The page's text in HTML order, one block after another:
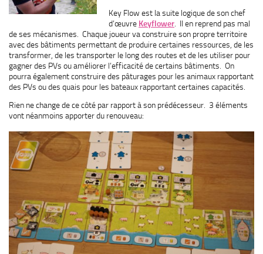
Key Flow est la suite logique de son chef
d’œuvre Keyflower . Il en reprend pas mal
de ses mécanismes. Chaque joueur va construire son propre territoire
avec des bâtiments permettant de produire certaines ressources, de les
transformer, de les transporter le long des routes et de les utiliser pour
gagner des PVs ou améliorer l’efficacité de certains bâtiments. On
pourra également construire des pâturages pour les animaux rapportant
des PVs ou des quais pour les bateaux rapportant certaines capacités.
Rien ne change de ce côté par rapport à son prédécesseur. 3 éléments
vont néanmoins apporter du renouveau: